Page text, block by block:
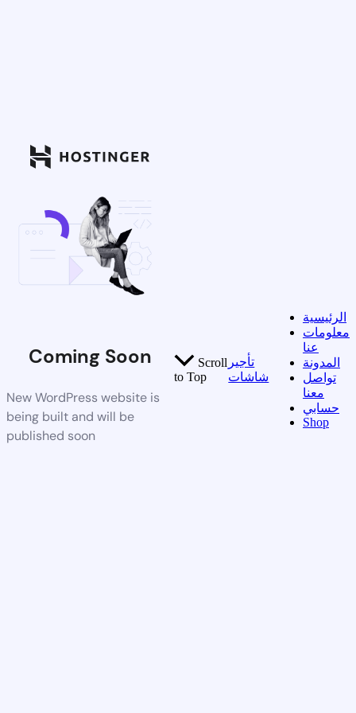
Coming Soon
New WordPress website is
being built and will be
published soon
Scroll
to Top
تأجير
شاشات
الرئيسية
معلومات
عنا
المدونة
تواصل
معنا
حسابي
Shop